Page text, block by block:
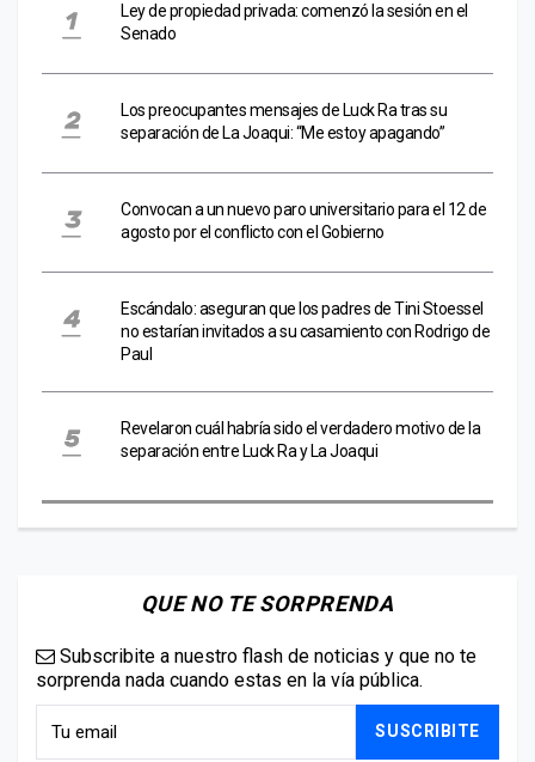
Ley de propiedad privada: comenzó la sesión en el
Senado
Los preocupantes mensajes de Luck Ra tras su
separación de La Joaqui: “Me estoy apagando”
Convocan a un nuevo paro universitario para el 12 de
agosto por el conflicto con el Gobierno
Escándalo: aseguran que los padres de Tini Stoessel
no estarían invitados a su casamiento con Rodrigo de
Paul
Revelaron cuál habría sido el verdadero motivo de la
separación entre Luck Ra y La Joaqui
QUE NO TE SORPRENDA
Subscribite a nuestro flash de noticias y que no te
sorprenda nada cuando estas en la vía pública.
SUSCRIBITE